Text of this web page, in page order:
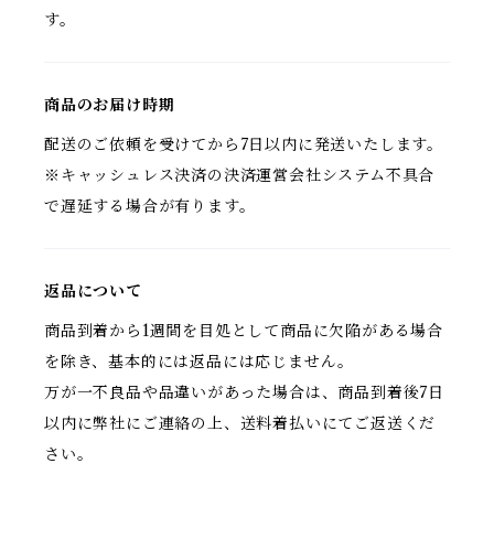
す。
商品のお届け時期
配送のご依頼を受けてから7日以内に発送いたします。
※キャッシュレス決済の決済運営会社システム不具合
で遅延する場合が有ります。
返品について
商品到着から1週間を目処として商品に欠陥がある場合
を除き、基本的には返品には応じません。
万が一不良品や品違いがあった場合は、商品到着後7日
以内に弊社にご連絡の上、送料着払いにてご返送くだ
さい。